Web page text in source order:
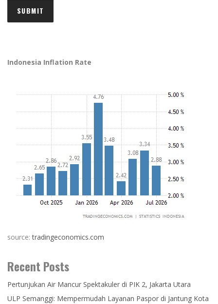
Indonesia Inflation Rate
source:tradingeconomics.com
Recent Posts
Pertunjukan Air Mancur Spektakuler di PIK 2, Jakarta Utara
ULP Semanggi: Mempermudah Layanan Paspor di Jantung Kota